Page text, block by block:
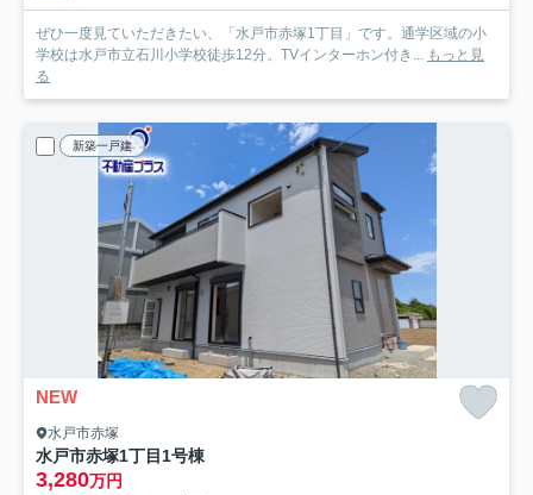
ぜひ一度見ていただきたい、「水戸市赤塚1丁目」です。通学区域の小
学校は水戸市立石川小学校徒歩12分。TVインターホン付き... もっと見
る
新築一戸建
NEW
水戸市赤塚
水戸市赤塚1丁目 1号棟
3,280万円